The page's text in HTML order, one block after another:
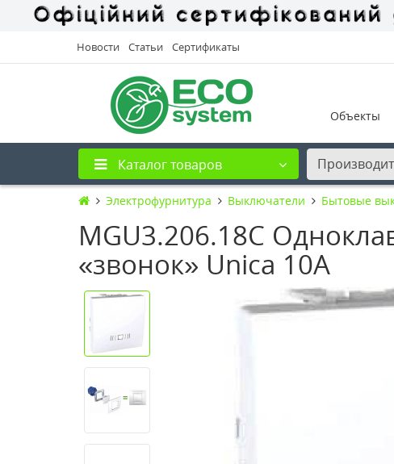
Новости Статьи Сертификаты
Объекты
Каталог товаров
Электрофурнитура Выключатели Бытовые
MGU3.206.18C
«звонок» Unica 10А